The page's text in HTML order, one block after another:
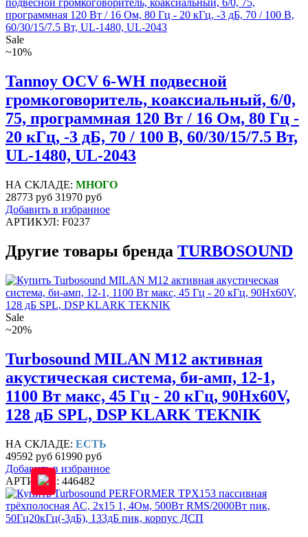
Sale
~10%
Tannoy OCV 6-WH подвесной
громкоговоритель, коаксиальный, 6/0,
75, программная 120 Вт / 16 Ом, 80 Гц -
20 кГц, -3 дБ, 70 / 100 В, 60/30/15/7.5 Вт,
UL-1480, UL-2043
НА СКЛАДЕ: МНОГО
28773 руб 31970 руб
Добавить в избранное
АРТИКУЛ: F0237
Другие товары бренда TURBOSOUND
Sale
~20%
Turbosound MILAN M12 активная
акустическая система, би-амп, 12-1,
1100 Вт макс, 45 Гц - 20 кГц, 90Hx60V,
128 дБ SPL, DSP KLARK TEKNIK
НА СКЛАДЕ: ЕСТЬ
49592 руб 61990 руб
Добавить в избранное
АРТИКУЛ: 446482